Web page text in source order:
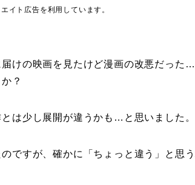
イト広告を利用しています。
届けの映画を見たけど漫画の改悪だった
？
は少し展開が違うかも…と思いました。
ですが、確かに「ちょっと違う」と思